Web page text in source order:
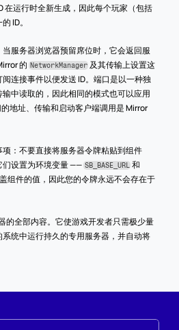
在运行时全新生成，因此每个玩家（包括
ID。
服务器浏览器预留席位时，它会返回服
的 NetworkManager 及其传输上设置这
连接事件以便发送 ID。端口是以一种独
中读取的，因此相同的模式也可以应用
地址、传输和启动客户端调用是 Mirror
：不要直接将服务器令牌粘贴到组件
们设置为环境变量 —— SB_BASE_URL
组件的值，因此您的令牌永远不会存在于
的全部内容。它使游戏开发者只需极少量
统中运行持久的专用服务器，并自动将